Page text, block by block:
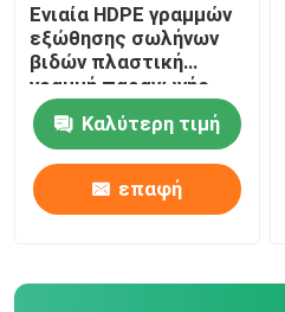
Ενιαία HDPE γραμμών
εξώθησης σωλήνων
βιδών πλαστική
γραμμή παραγωγής
σωλήνων
Καλύτερη τιμή
επαφή